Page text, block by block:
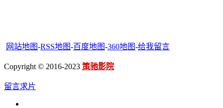
网站地图-RSS地图-百度地图-360地图-给我留言
Copyright © 2016-2023 策驰影院
留言求片